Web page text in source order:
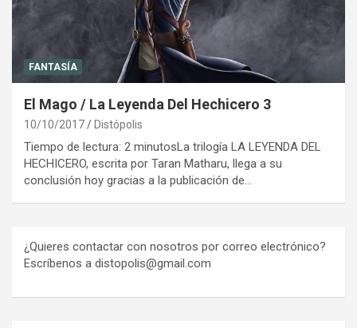
FANTASÍA
El Mago / La Leyenda Del Hechicero 3
10/10/2017 Distópolis
Tiempo de lectura: 2 minutosLa trilogía LA LEYENDA DEL
HECHICERO, escrita por Taran Matharu, llega a su
conclusión hoy gracias a la publicación de…
¿Quieres contactar con nosotros por correo electrónico?
Escríbenos a distopolis@gmail.com